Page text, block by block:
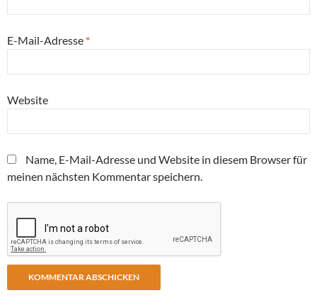
E-Mail-Adresse *
Website
Name, E-Mail-Adresse und Website in diesem Browser für
meinen nächsten Kommentar speichern.